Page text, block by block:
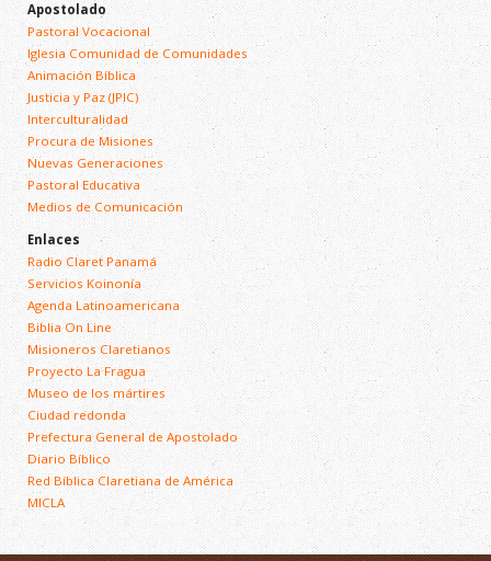
Apostolado
Pastoral Vocacional
Iglesia Comunidad de Comunidades
Animación Bíblica
Justicia y Paz (JPIC)
Interculturalidad
Procura de Misiones
Nuevas Generaciones
Pastoral Educativa
Medios de Comunicación
Enlaces
Radio Claret Panamá
Servicios Koinonía
Agenda Latinoamericana
Biblia On Line
Misioneros Claretianos
Proyecto La Fragua
Museo de los mártires
Ciudad redonda
Prefectura General de Apostolado
Diario Bíblico
Red Bíblica Claretiana de América
MICLA